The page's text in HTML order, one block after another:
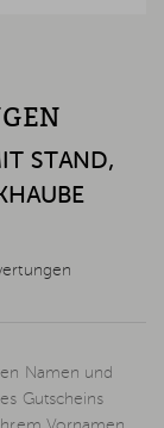
STAND,
Namen und
Gutscheins